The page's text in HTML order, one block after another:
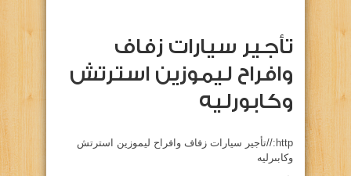
تأجير سيارات زفاف
وافراح ليموزين استرتش
وكابورليه
http://تأجير سيارات زفاف وافراح ليموزين استرتش
وكابىرليه